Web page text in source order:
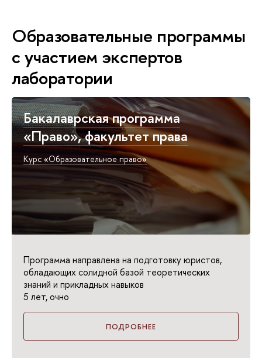
Образовательные программы
с участием экспертов
лаборатории
Бакалаврская программа
«Право», факультет права
Курс «Образовательное право»
Программа направлена на подготовку юристов,
обладающих солидной базой теоретических
знаний и прикладных навыков
5 лет, очно
ПОДРОБНЕЕ